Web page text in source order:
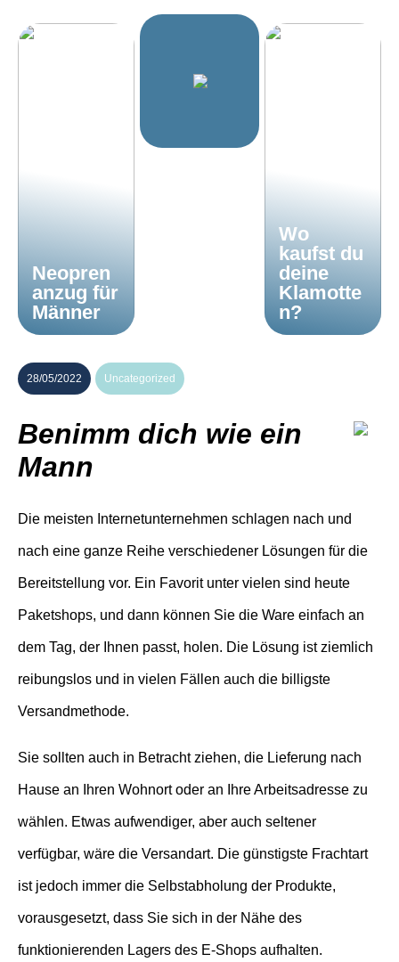
Neopren
anzug für
Männer
Wo
kaufst du
deine
Klamotte
n?
28/05/2022 Uncategorized
Benimm dich wie ein
Mann
Die meisten Internetunternehmen schlagen nach und
nach eine ganze Reihe verschiedener Lösungen für die
Bereitstellung vor. Ein Favorit unter vielen sind heute
Paketshops, und dann können Sie die Ware einfach an
dem Tag, der Ihnen passt, holen. Die Lösung ist ziemlich
reibungslos und in vielen Fällen auch die billigste
Versandmethode.
Sie sollten auch in Betracht ziehen, die Lieferung nach
Hause an Ihren Wohnort oder an Ihre Arbeitsadresse zu
wählen. Etwas aufwendiger, aber auch seltener
verfügbar, wäre die Versandart. Die günstigste Frachtart
ist jedoch immer die Selbstabholung der Produkte,
vorausgesetzt, dass Sie sich in der Nähe des
funktionierenden Lagers des E-Shops aufhalten.